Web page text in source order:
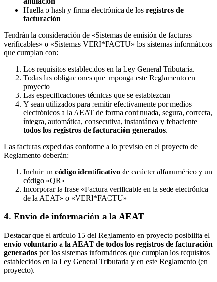
Huella o hash y firma electrónica de los registros de
facturación
Tendrán la consideración de «Sistemas de emisión de facturas
verificables» o «Sistemas VERI*FACTU» los sistemas informáticos
que cumplan con:
Los requisitos establecidos en la Ley General Tributaria.
Todas las obligaciones que imponga este Reglamento en
proyecto
Las especificaciones técnicas que se establezcan
Y sean utilizados para remitir efectivamente por medios
electrónicos a la AEAT de forma continuada, segura, correcta,
íntegra, automática, consecutiva, instantánea y fehaciente
todos los registros de facturación generados.
Las facturas expedidas conforme a lo previsto en el proyecto de
Reglamento deberán:
Incluir un código identificativo de carácter alfanumérico y un
código «QR»
Incorporar la frase «Factura verificable en la sede electrónica
de la AEAT» o «VERI*FACTU»
4. Envío de información a la AEAT
Destacar que el artículo 15 del Reglamento en proyecto posibilita el
envío voluntario a la AEAT de todos los registros de facturación
generados por los sistemas informáticos que cumplan los requisitos
establecidos en la Ley General Tributaria y en este Reglamento (en
proyecto).